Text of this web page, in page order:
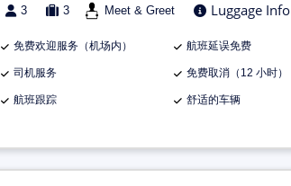
3 3 Meet & Greet Luggage Info
免费欢迎服务（机场内） 航班延误免费
司机服务 免费取消（12 小时）
航班跟踪 舒适的车辆